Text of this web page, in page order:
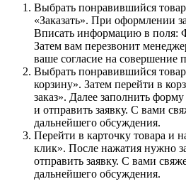
Выбрать понравившийся
«Заказать». При оформлении
Вписать информацию в поля:
Затем вам перезвонит
ваше согласие на совершение
Выбрать понравившийся
корзину». Затем перейти в
заказ». Далее заполнить
и отправить заявку. С вами
дальнейшего обсуждения.
Перейти в карточку товара и
клик». После нажатия нужно
отправить заявку. С вами
дальнейшего обсуждения.